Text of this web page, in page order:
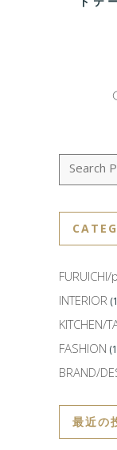
INTERIOR
KITCHEN/
FASHION
BRAND/
最近の